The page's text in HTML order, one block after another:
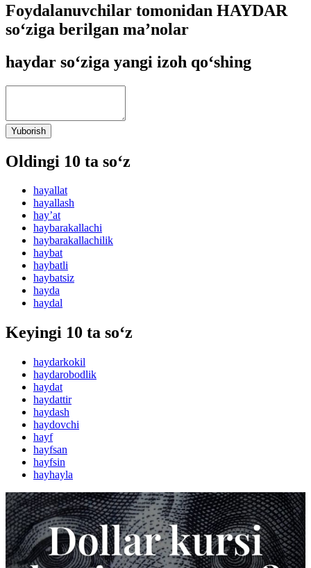
Foydalanuvchilar tomonidan HAYDAR
so‘ziga berilgan ma’nolar
haydar so‘ziga yangi izoh qo‘shing
Yuborish
Oldingi 10 ta so‘z
hayallat
hayallash
hayʼat
haybarakallachi
haybarakallachilik
haybat
haybatli
haybatsiz
hayda
haydal
Keyingi 10 ta so‘z
haydarkokil
haydarobodlik
haydat
haydattir
haydash
haydovchi
hayf
hayfsan
hayfsin
hayhayla